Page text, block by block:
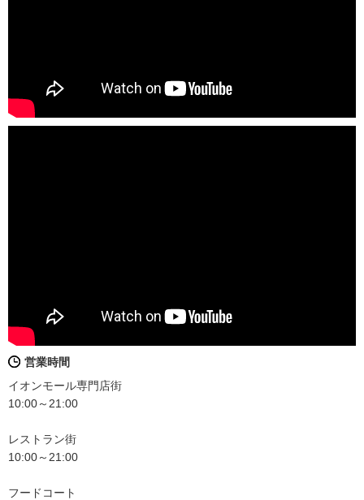
営業時間
イオンモール専門店街
10:00～21:00
レストラン街
10:00～21:00
フードコート